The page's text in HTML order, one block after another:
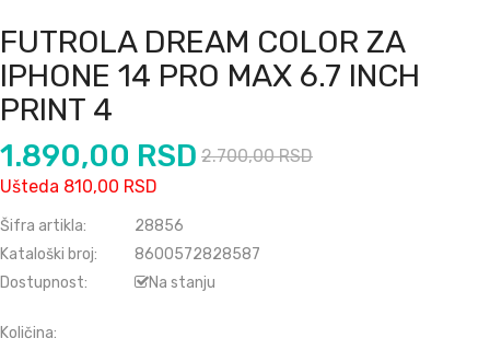
FUTROLA DREAM COLOR ZA
IPHONE 14 PRO MAX 6.7 INCH
PRINT 4
1.890,00 RSD 2.700,00 RSD
Ušteda 810,00 RSD
Šifra artikla:
28856
Kataloški broj:
8600572828587
Dostupnost:
Na stanju
Količina: